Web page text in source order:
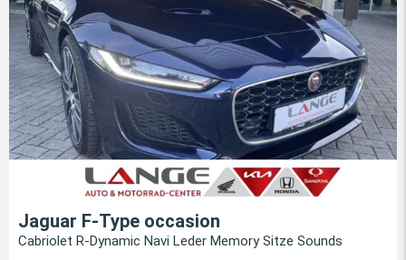
Jaguar F-Type occasion
Cabriolet R-Dynamic Navi Leder Memory Sitze Sounds